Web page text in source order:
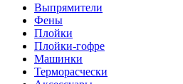
Выпрямители
Фены
Плойки
Плойки-гофре
Машинки
Терморасчески